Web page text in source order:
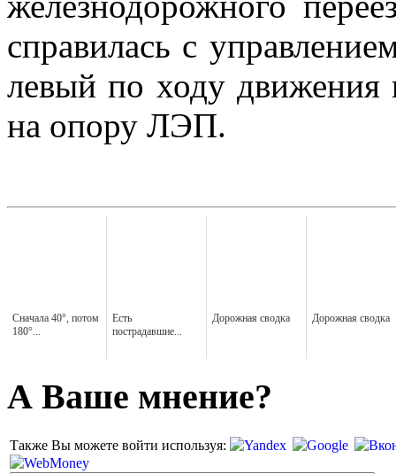
справилась с
левый по ходу
на опору ЛЭП.
Сначала 40°, потом
180°...
Есть
пострадавшие...
Дорожная сводка Дорожная сводка
А Ваше мнение?
Также Вы можете войти используя: